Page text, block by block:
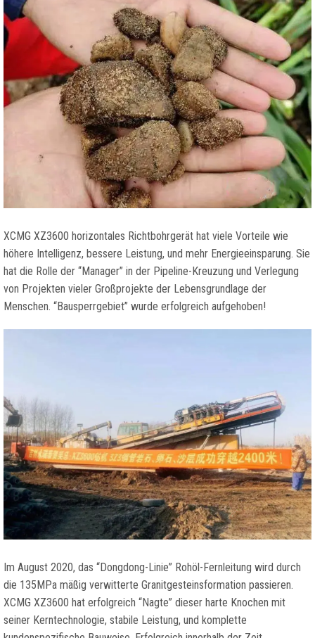
XCMG XZ3600 horizontales Richtbohrgerät hat viele Vorteile wie
höhere Intelligenz, bessere Leistung, und mehr Energieeinsparung. Sie
hat die Rolle der “Manager” in der Pipeline-Kreuzung und Verlegung
von Projekten vieler Großprojekte der Lebensgrundlage der
Menschen. “Bausperrgebiet” wurde erfolgreich aufgehoben!
Im August 2020, das “Dongdong-Linie” Rohöl-Fernleitung wird durch
die 135MPa mäßig verwitterte Granitgesteinsformation passieren.
XCMG XZ3600 hat erfolgreich “Nagte” dieser harte Knochen mit
seiner Kerntechnologie, stabile Leistung, und komplette